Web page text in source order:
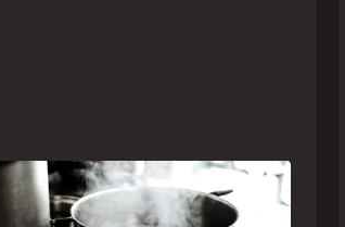
Frio leva brasileiros a improvisar
para se aquecer e aumenta risco